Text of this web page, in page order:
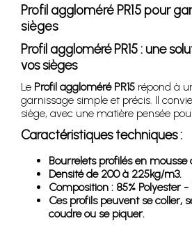
Profil aggloméré PR15 pour
sièges
Profil aggloméré PR15 : une
vos sièges
Le Profil aggloméré PR15 répond à
garnissage simple et précis. Il
siège, avec une matière pensée
Caractéristiques techniques :
Bourrelets profilés en mousse
Densité de 200 à 225kg/m3.
Composition : 85% Polyester -
Ces profils peuvent se coller,
coudre ou se piquer.